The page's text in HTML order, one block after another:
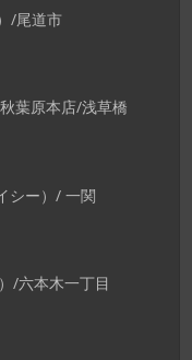
/尾道市
葉原本店/浅草橋
シー）/ 一関
/六本木一丁目